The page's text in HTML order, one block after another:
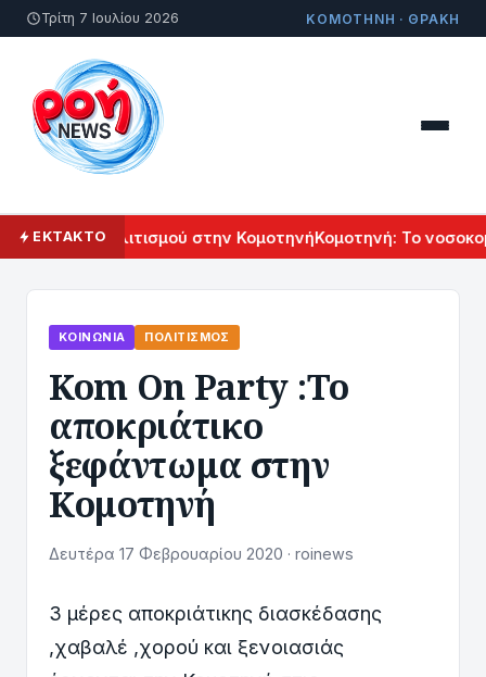
Τρίτη 7 Ιουλίου 2026 ΚΟΜΟΤΗΝΗ · ΘΡΑΚΗ
ΕΚΤΑΚΤΟΠολιτισμού στην ΚομοτηνήΚομοτηνή: Το
ΚΟΙΝΩΝΊΑ ΠΟΛΙΤΙΣΜΌΣ
Kom On Party :To
αποκριάτικο
ξεφάντωμα στην
Κομοτηνή
Δευτέρα 17 Φεβρουαρίου 2020 · roinews
3 μέρες αποκριάτικης διασκέδασης
,χαβαλέ ,χορού και ξενοιασιάς